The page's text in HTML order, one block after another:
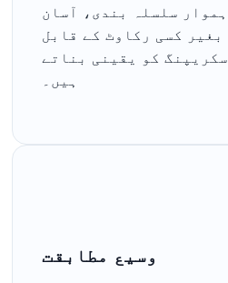
سلسلہ بندی، آسان
بغیر کسی رکاوٹ کے قابل
کو یقینی بناتے
ہیں۔
وسیع مطابقت